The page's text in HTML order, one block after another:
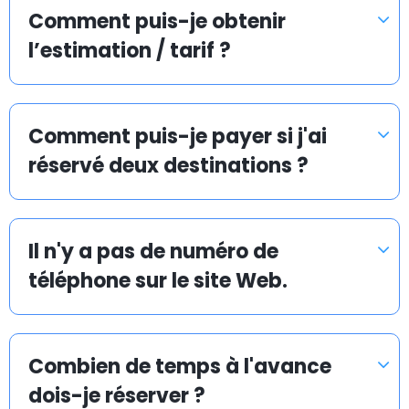
et rapide.
La mission d’Airport Taxis est de vous proposer une
navette d’aéroport en taxi abordable et efficace vers
et depuis tous les aéroports, ports de croisière et
gares ferroviaires.
Chez Airporttaxis.com, votre transfert en taxi coûte
35 % moins cher qu’un taxi normal pris sur place. Vous
pouvez aussi avoir la certitude que nous rendrons
votre transport en taxi vers un aéroport le plus
rapide, sûr et avantageux possible.
Comment puis-je obtenir
l’estimation / tarif ?
Comment puis-je payer si j'ai
réservé deux destinations ?
Il n'y a pas de numéro de
téléphone sur le site Web.
Combien de temps à l'avance
dois-je réserver ?